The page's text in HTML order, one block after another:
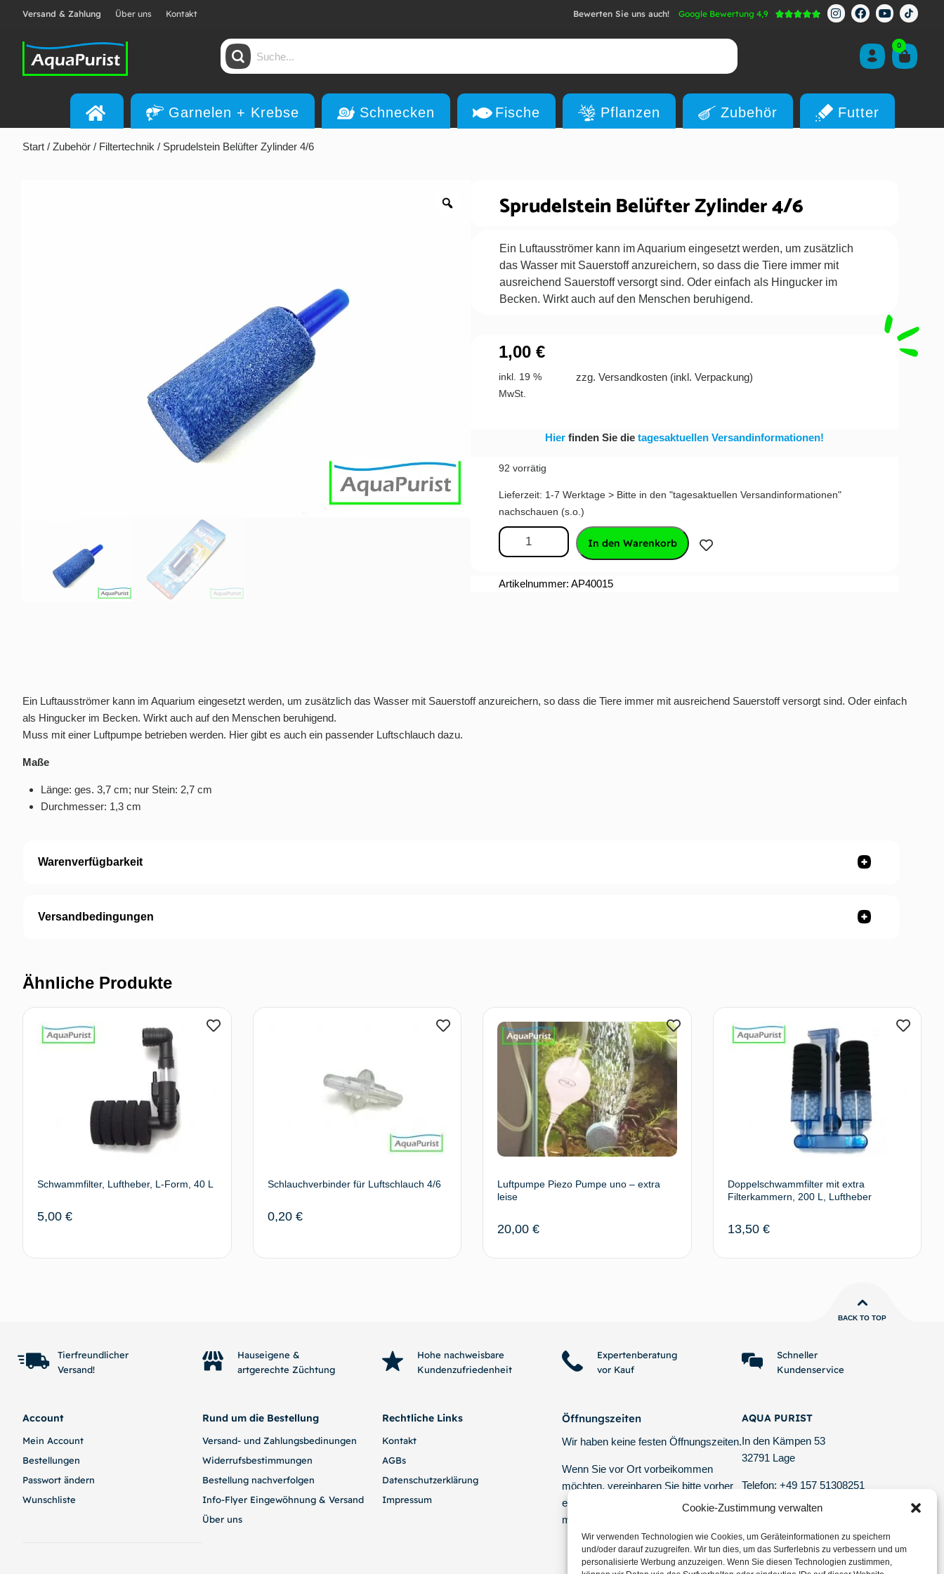
Cookie-Zustimmung verwalten
Wir verwenden Technologien wie Cookies, um Geräteinformationen zu speichern
und/oder darauf zuzugreifen. Wir tun dies, um das Surferlebnis zu verbessern und um
personalisierte Werbung anzuzeigen. Wenn Sie diesen Technologien zustimmen,
Versand & Zahlung Über uns Kontakt Bewerten Sie uns auch! Google Bewertung 4,9 
0
Garnelen + Krebse Schnecken Fische Pflanzen Zubehör Futter
Start / Zubehör / Filtertechnik / Sprudelstein Belüfter Zylinder 4/6
Sprudelstein Belüfter Zylinder 4/6
Ein Luftausströmer kann im Aquarium eingesetzt werden, um zusätzlich
das Wasser mit Sauerstoff anzureichern, so dass die Tiere immer mit
ausreichend Sauerstoff versorgt sind. Oder einfach als Hingucker im
Becken. Wirkt auch auf den Menschen beruhigend.
1,00 €
inkl. 19 %
MwSt.
zzg. Versandkosten (inkl. Verpackung)
Hier finden Sie die tagesaktuellen Versandinformationen!
92 vorrätig
Lieferzeit: 1-7 Werktage > Bitte in den "tagesaktuellen Versandinformationen"
nachschauen (s.o.)
In den Warenkorb
Artikelnummer: AP40015
Ein Luftausströmer kann im Aquarium eingesetzt werden, um zusätzlich das Wasser mit Sauerstoff anzureichern, so dass die Tiere immer mit ausreichend Sauerstoff versorgt sind. Oder einfach
als Hingucker im Becken. Wirkt auch auf den Menschen beruhigend.
Muss mit einer Luftpumpe betrieben werden. Hier gibt es auch ein passender Luftschlauch dazu.
Maße
Länge: ges. 3,7 cm; nur Stein: 2,7 cm
Durchmesser: 1,3 cm
Warenverfügbarkeit
Versandbedingungen
Ähnliche Produkte
Schwammfilter, Luftheber, L-Form, 40 L
5,00 €
Schlauchverbinder für Luftschlauch 4/6
0,20 €
Luftpumpe Piezo Pumpe uno – extra
leise
20,00 €
Doppelschwammfilter mit extra
Filterkammern, 200 L, Luftheber
13,50 €
BACK TO TOP
Tierfreundlicher
Versand!
Hauseigene &
artgerechte Züchtung
Hohe nachweisbare
Kundenzufriedenheit
Expertenberatung
vor Kauf
Schneller
Kundenservice
Account
Mein Account
Bestellungen
Passwort ändern
Wunschliste
Rund um die Bestellung
Versand- und Zahlungsbedinungen
Widerrufsbestimmungen
Bestellung nachverfolgen
Info-Flyer Eingewöhnung & Versand
Über uns
Rechtliche Links
Kontakt
AGBs
Datenschutzerklärung
Impressum
Öffnungszeiten
Wir haben keine festen Öffnungszeiten.
Wenn Sie vor Ort vorbeikommen
möchten, vereinbaren Sie bitte vorher
einen Termin per Mail oder telefonisch
mit uns.
AQUA PURIST
In den Kämpen 53
32791 Lage
Telefon: +49 157 51308251
E-Mail: info @ aquapurist.de
tagesaktuelle Versand-Informationen